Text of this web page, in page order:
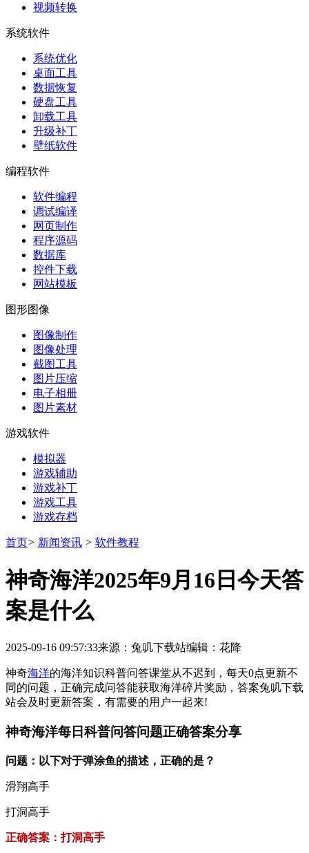
视频转换
系统软件
系统优化
桌面工具
数据恢复
硬盘工具
卸载工具
升级补丁
壁纸软件
编程软件
软件编程
调试编译
网页制作
程序源码
数据库
控件下载
网站模板
图形图像
图像制作
图像处理
截图工具
图片压缩
电子相册
图片素材
游戏软件
模拟器
游戏辅助
游戏补丁
游戏工具
游戏存档
首页> 新闻资讯 > 软件教程
神奇海洋2025年9月16日今天答
案是什么
2025-09-16 09:57:33来源：兔叽下载站编辑：花降
神奇海洋的海洋知识科普问答课堂从不迟到，每天0点更新不
同的问题，正确完成问答能获取海洋碎片奖励，答案兔叽下载
站会及时更新答案，有需要的用户一起来!
神奇海洋每日科普问答问题正确答案分享
问题：以下对于弹涂鱼的描述，正确的是？
滑翔高手
打洞高手
正确答案：打洞高手